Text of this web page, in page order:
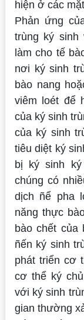
hiện ở các
Phản ứng
trùng ký sinh
làm cho tế
nơi ký sinh
bào nang
viêm loét để
của ký sinh
của ký sinh
tiêu diệt ký
bị ký sinh
chúng có
dịch ñể pha
năng thực
bào chết của
ñến ký sinh
phát triển cơ
cơ thể ký
với ký sinh
gian thường